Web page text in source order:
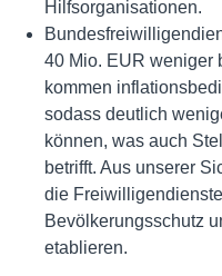
Hilfsorganisationen.
40 Mio. EUR weniger
kommen
sodass deutlich
können, was auch
betrifft. Aus unserer
die
Bevölkerungsschutz
etablieren.